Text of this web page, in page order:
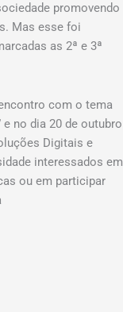
promovendo
Mas esse foi
as 2ª e 3ª
com o tema
no dia 20 de outubro
Digitais e
interessados em
ou em participar